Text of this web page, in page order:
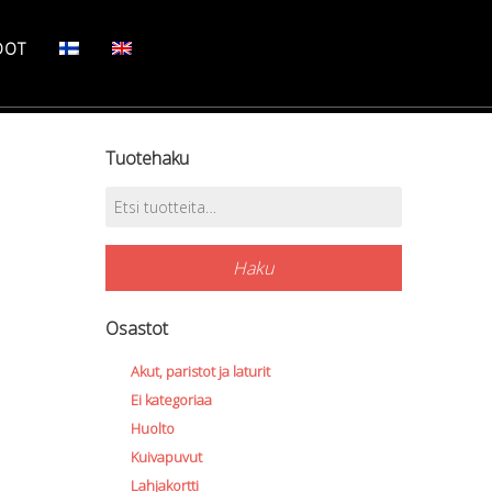
Tuotehaku
Etsi:
Haku
Osastot
Akut, paristot ja laturit
Ei kategoriaa
Huolto
Kuivapuvut
Lahjakortti